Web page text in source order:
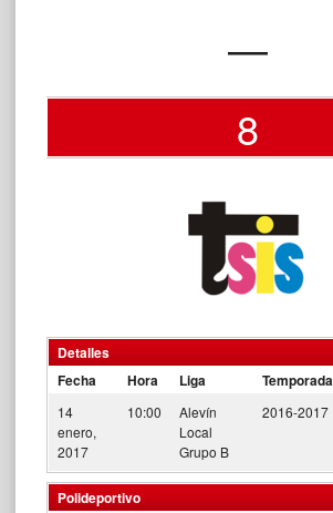
—
8
Detalles
Fecha
Hora Liga Temporada
14
enero,
2017
10:00
Alevín
Local
Grupo B
2016-2017
Polideportivo